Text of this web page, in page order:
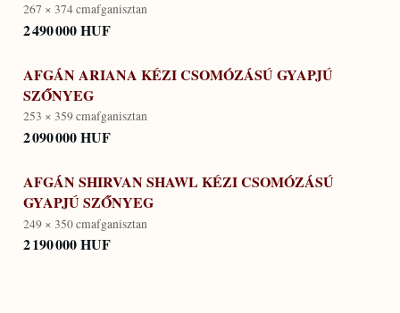
267 × 374 cmafganisztan
2 490 000 HUF
AFGÁN ARIANA KÉZI CSOMÓZÁSÚ GYAPJÚ
SZŐNYEG
253 × 359 cmafganisztan
2 090 000 HUF
AFGÁN SHIRVAN SHAWL KÉZI CSOMÓZÁSÚ
GYAPJÚ SZŐNYEG
249 × 350 cmafganisztan
2 190 000 HUF